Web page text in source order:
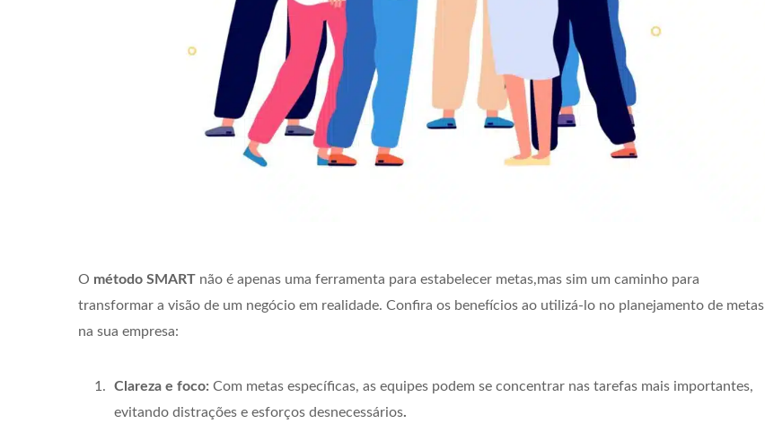
O método SMART não é apenas uma ferramenta para estabelecer metas,mas sim um caminho para
transformar a visão de um negócio em realidade. Confira os benefícios ao utilizá-lo no planejamento de metas
na sua empresa:
Clareza e foco: Com metas específicas, as equipes podem se concentrar nas tarefas mais importantes,
evitando distrações e esforços desnecessários.